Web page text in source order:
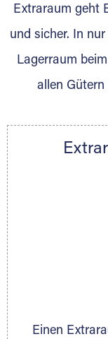
Digitale
Nachricht.
Telefon:+49
DMG
www.dmg-
Extraraum geht
und sicher. In
Lagerraum
allen Gütern
Einen